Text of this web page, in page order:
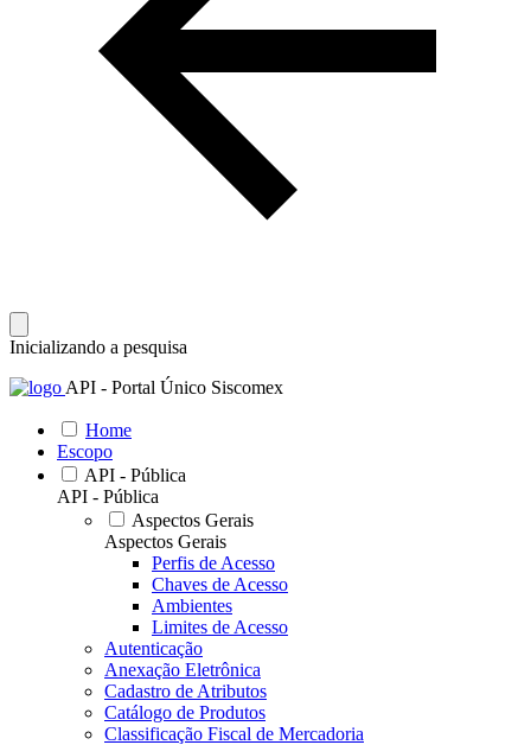
Inicializando a pesquisa
API - Portal Único Siscomex
Home
Escopo
API - Pública
API - Pública
Aspectos Gerais
Aspectos Gerais
Perfis de Acesso
Chaves de Acesso
Ambientes
Limites de Acesso
Autenticação
Anexação Eletrônica
Cadastro de Atributos
Catálogo de Produtos
Classificação Fiscal de Mercadoria